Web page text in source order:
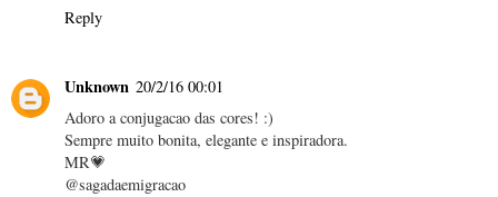
Reply
Unknown 20/2/16 00:01
Adoro a conjugacao das cores! :)
Sempre muito bonita, elegante e inspiradora.
MR💗
@sagadaemigracao